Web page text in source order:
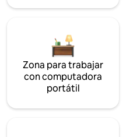
Zona para trabajar
con computadora
portátil